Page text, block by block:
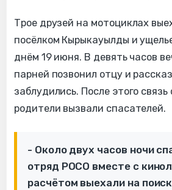
Трое друзей на мотоциклах
посёлком Кырыкауылды и
днём 19 июня. В девять часов
парней позвонил отцу и
заблудились. После этого связь
родители вызвали спасателей.
- Около двух часов ночи
отряд РОСО вместе с
расчётом выехали на